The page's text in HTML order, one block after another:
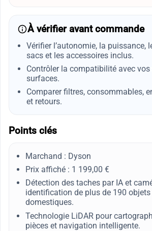
À vérifier avant commande
Vérifier l’autonomie, la puissance,
sacs et les accessoires inclus.
Contrôler la compatibilité avec
surfaces.
Comparer filtres, consommables,
et retours.
Points clés
Marchand : Dyson
Prix affiché : 1 199,00 €
Détection des taches par IA et
identification de plus de 190
domestiques.
Technologie LiDAR pour
pièces et navigation intelligente.